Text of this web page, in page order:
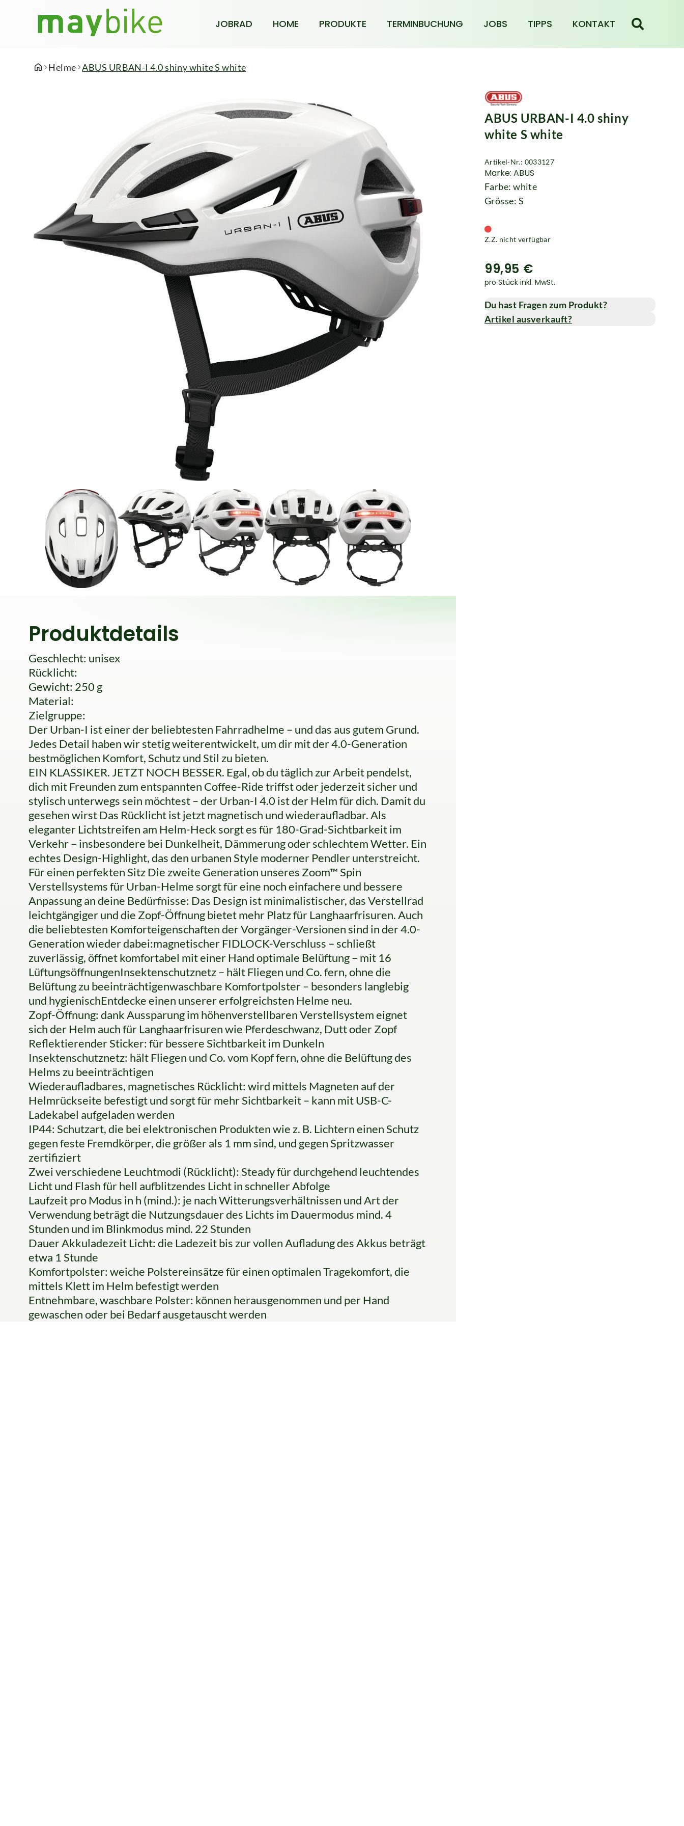
JOBRAD HOME PRODUKTE TERMINBUCHUNG JOBS TIPPS KONTAKT
Helme ABUS URBAN-I 4.0 shiny white S white
Produktdetails
Geschlecht: unisex
Rücklicht:
Gewicht: 250 g
Material:
Zielgruppe:
Der Urban-I ist einer der beliebtesten Fahrradhelme – und das aus gutem Grund.
Jedes Detail haben wir stetig weiterentwickelt, um dir mit der 4.0-Generation
bestmöglichen Komfort, Schutz und Stil zu bieten.
EIN KLASSIKER. JETZT NOCH BESSER. Egal, ob du täglich zur Arbeit pendelst,
dich mit Freunden zum entspannten Coffee-Ride triffst oder jederzeit sicher und
stylisch unterwegs sein möchtest – der Urban-I 4.0 ist der Helm für dich. Damit du
gesehen wirst Das Rücklicht ist jetzt magnetisch und wiederaufladbar. Als
eleganter Lichtstreifen am Helm-Heck sorgt es für 180-Grad-Sichtbarkeit im
Verkehr – insbesondere bei Dunkelheit, Dämmerung oder schlechtem Wetter. Ein
echtes Design-Highlight, das den urbanen Style moderner Pendler unterstreicht.
Für einen perfekten Sitz Die zweite Generation unseres Zoom™ Spin
Verstellsystems für Urban-Helme sorgt für eine noch einfachere und bessere
Anpassung an deine Bedürfnisse: Das Design ist minimalistischer, das Verstellrad
leichtgängiger und die Zopf-Öffnung bietet mehr Platz für Langhaarfrisuren. Auch
die beliebtesten Komforteigenschaften der Vorgänger-Versionen sind in der 4.0-
Generation wieder dabei:magnetischer FIDLOCK-Verschluss – schließt
zuverlässig, öffnet komfortabel mit einer Hand optimale Belüftung – mit 16
LüftungsöffnungenInsektenschutznetz – hält Fliegen und Co. fern, ohne die
Belüftung zu beeinträchtigenwaschbare Komfortpolster – besonders langlebig
und hygienischEntdecke einen unserer erfolgreichsten Helme neu.
Zopf-Öffnung: dank Aussparung im höhenverstellbaren Verstellsystem eignet
sich der Helm auch für Langhaarfrisuren wie Pferdeschwanz, Dutt oder Zopf
Reflektierender Sticker: für bessere Sichtbarkeit im Dunkeln
Insektenschutznetz: hält Fliegen und Co. vom Kopf fern, ohne die Belüftung des
Helms zu beeinträchtigen
Wiederaufladbares, magnetisches Rücklicht: wird mittels Magneten auf der
Helmrückseite befestigt und sorgt für mehr Sichtbarkeit – kann mit USB-C-
Ladekabel aufgeladen werden
IP44: Schutzart, die bei elektronischen Produkten wie z. B. Lichtern einen Schutz
gegen feste Fremdkörper, die größer als 1 mm sind, und gegen Spritzwasser
zertifiziert
Zwei verschiedene Leuchtmodi (Rücklicht): Steady für durchgehend leuchtendes
Licht und Flash für hell aufblitzendes Licht in schneller Abfolge
Laufzeit pro Modus in h (mind.): je nach Witterungsverhältnissen und Art der
Verwendung beträgt die Nutzungsdauer des Lichts im Dauermodus mind. 4
Stunden und im Blinkmodus mind. 22 Stunden
Dauer Akkuladezeit Licht: die Ladezeit bis zur vollen Aufladung des Akkus beträgt
etwa 1 Stunde
Komfortpolster: weiche Polstereinsätze für einen optimalen Tragekomfort, die
mittels Klett im Helm befestigt werden
Entnehmbare, waschbare Polster: können herausgenommen und per Hand
gewaschen oder bei Bedarf ausgetauscht werden
ABUS URBAN-I 4.0 shiny
white S white
Artikel-Nr.: 0033127
Marke: ABUS
Farbe: white
Grösse: S
Z.Z. nicht verfügbar
99,95 €
pro Stück inkl. MwSt.
Du hast Fragen zum Produkt?
Artikel ausverkauft?